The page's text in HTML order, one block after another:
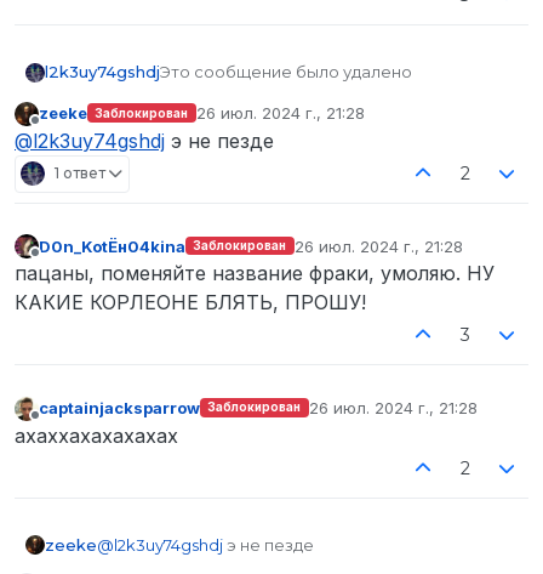
l2k3uy74gshdjЭто сообщение было удалено
Не в сети
zeekе Заблокирован 26 июл. 2024 г., 21:28
отредактировано
@l2k3uy74gshdj э не пезде
1 ответ 2
D0n_KotЁн04kina Заблокирован 26 июл. 2024 г., 21:28
отредактировано
пацаны, поменяйте название фраки, умоляю. НУ
КАКИЕ КОРЛЕОНЕ БЛЯТЬ, ПРОШУ!
3
captainjacksparrow Заблокирован 26 июл. 2024 г., 21:28
отредактировано
ахаххахахахахах
2
zeekе@l2k3uy74gshdjэ не пезде